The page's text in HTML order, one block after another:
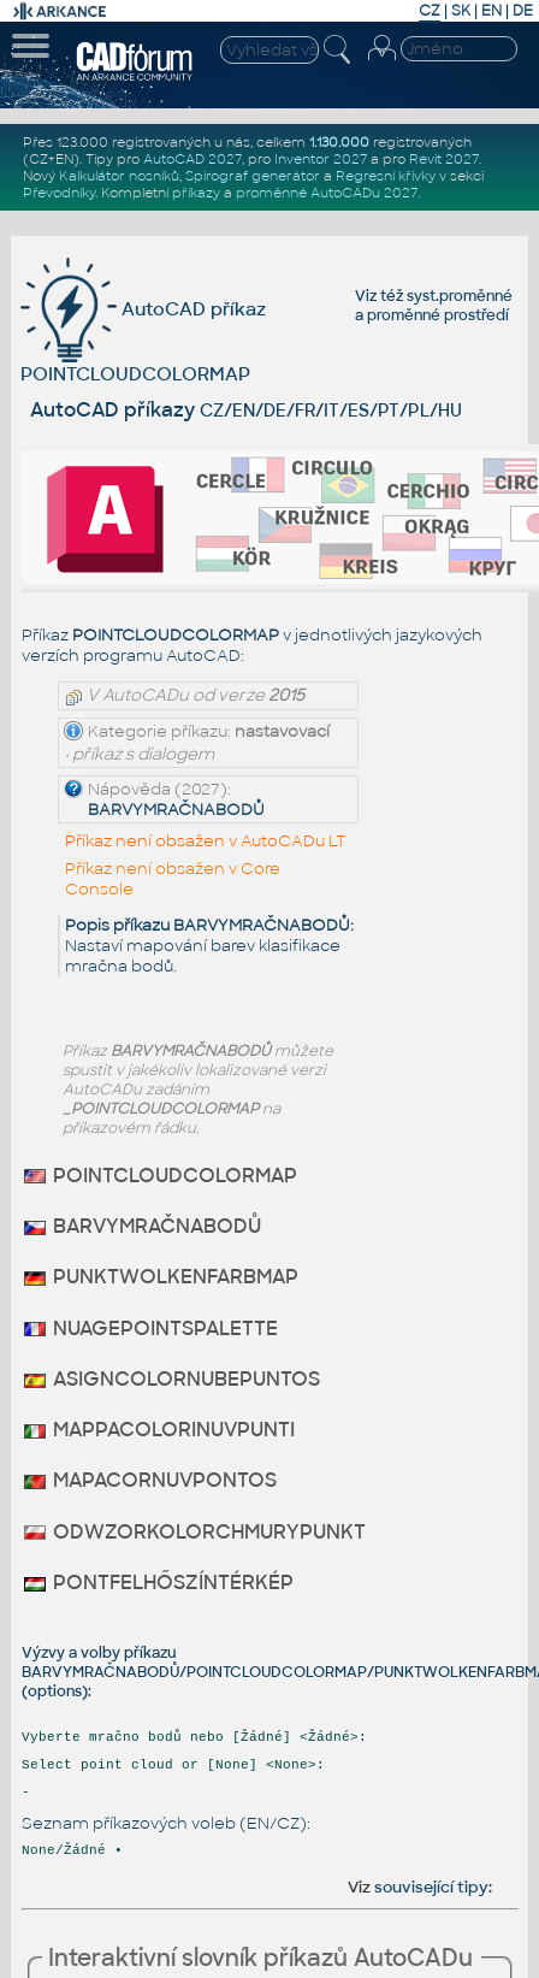
CZ | SK| EN | DE
Přes 123.000 registrovaných u nás, celkem 1.130.000registrovaných
(CZ+EN). Tipy pro AutoCAD 2027, pro Inventor 2027a pro Revit 2027.
Nový Kalkulátor nosníků, Spirograf generátor a Regresní křivkyv sekci
Převodníky. Kompletní příkazya proměnné AutoCADu 2027.
Viz téžsyst.proměnné
aproměnné prostředí
AutoCAD příkaz
POINTCLOUDCOLORMAP
AutoCAD příkazy CZ/EN/DE/FR/IT/ES/PT/PL/HU
Příkaz POINTCLOUDCOLORMAPv jednotlivých jazykových
verzích programu AutoCAD:
V AutoCADu od verze2015
Kategorie příkazu: nastavovací
• příkaz s dialogem
Nápověda (2027):
BARVYMRAČNABODŮ
Příkaz není obsažen v AutoCADu LT
Příkaz není obsažen v Core
Console
Popis příkazu BARVYMRAČNABODŮ:
Nastaví mapování barev klasifikace
mračna bodů.
PříkazBARVYMRAČNABODŮmůžete
spustit v jakékoliv lokalizované verzi
AutoCADu zadáním
_POINTCLOUDCOLORMAPna
příkazovém řádku.
POINTCLOUDCOLORMAP
BARVYMRAČNABODŮ
PUNKTWOLKENFARBMAP
NUAGEPOINTSPALETTE
ASIGNCOLORNUBEPUNTOS
MAPPACOLORINUVPUNTI
MAPACORNUVPONTOS
ODWZORKOLORCHMURYPUNKT
PONTFELHŐSZÍNTÉRKÉP
Výzvy a volby příkazu
BARVYMRAČNABODŮ/POINTCLOUDCOLORMAP/
(options):
Vyberte mračno bodů nebo [Žádné] <Žádné>:
Select point cloud or [None] <None>:
-
Seznam příkazových voleb (EN/CZ):
None/Žádné •
Vizsouvisející tipy:
Interaktivní slovník příkazů AutoCADu